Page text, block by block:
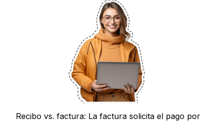
Recibo vs. factura: La factura solicita el pago por